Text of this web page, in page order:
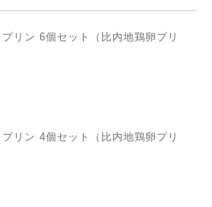
リン 6個セット（比内地鶏卵プリ
リン 4個セット（比内地鶏卵プリ